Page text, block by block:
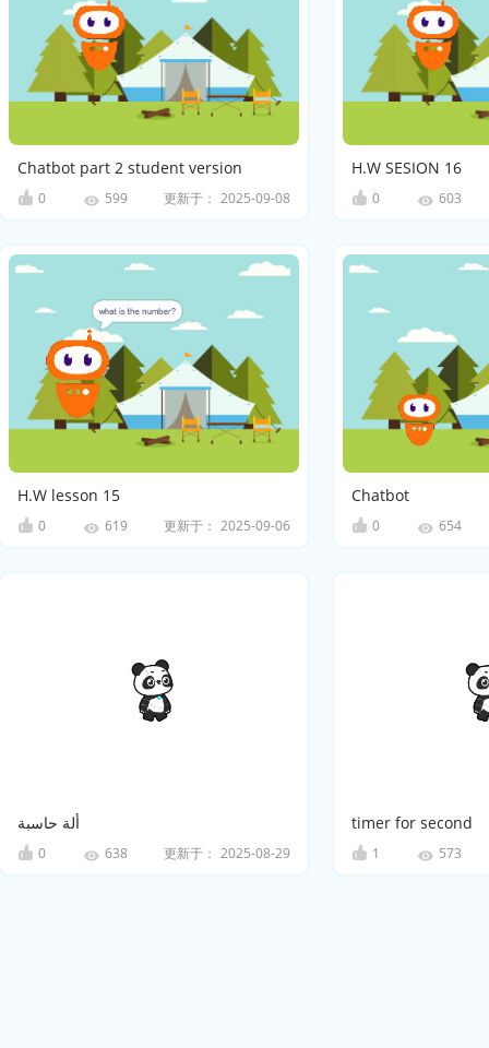
Chatbot part 2 student version
0 599 更新于： 2025-09-08
H.W SESION 16
0 603
H.W lesson 15
0 619 更新于： 2025-09-06
Chatbot
0 654
ألة حاسبة
0 638 更新于： 2025-08-29
timer for second
1 573